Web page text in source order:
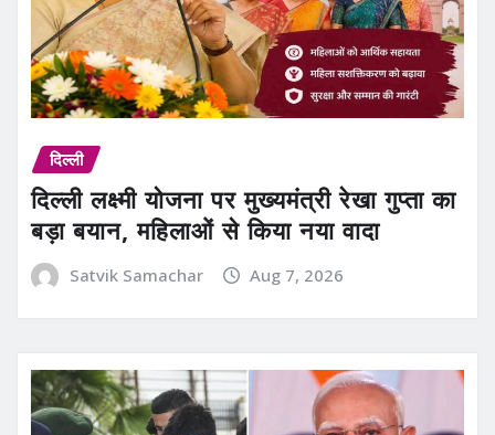
दिल्ली
दिल्ली लक्ष्मी योजना पर मुख्यमंत्री रेखा गुप्ता का
बड़ा बयान, महिलाओं से किया नया वादा
Satvik Samachar Aug 7, 2026